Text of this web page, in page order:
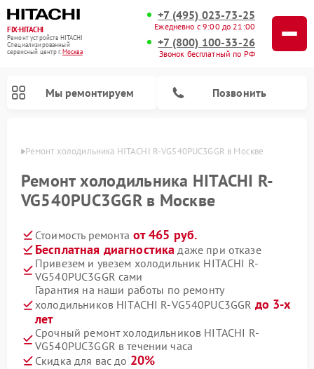
FIX-HITACHI
Ремонт устройств HITACHI
Специализированный
cервисный центр г.Москва
+7 (495) 023-73-25
Ежедневно с 9:00 до 21:00
+7 (800) 100-33-26
Звонок бесплатный по РФ
Мы ремонтируем Позвонить
Ремонт холодильника HITACHI R-VG540PUC3GGR в Москве
Ремонт холодильника HITACHI R-
VG540PUC3GGR в Москве
Стоимость ремонта от 465 руб.
Бесплатная диагностика даже при отказе
Привезем и увезем холодильник HITACHI R-
VG540PUC3GGR сами
Гарантия на наши работы по ремонту
холодильников HITACHI R-VG540PUC3GGR до 3-х
лет
Срочный ремонт холодильников HITACHI R-
VG540PUC3GGR в течении часа
Скидка для вас до 20%